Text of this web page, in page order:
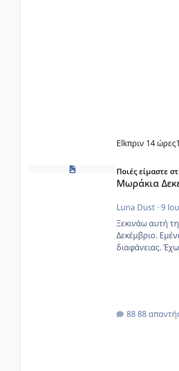
Elkπριν 14 ώρες
Μωράκια Δεκεμβρίου 2026
Ποιές είμαστε
Μωράκια
Luna Dust· 9
Ξεκινάω αυτή
Δεκέμβριο.
διαφάνειας.
88